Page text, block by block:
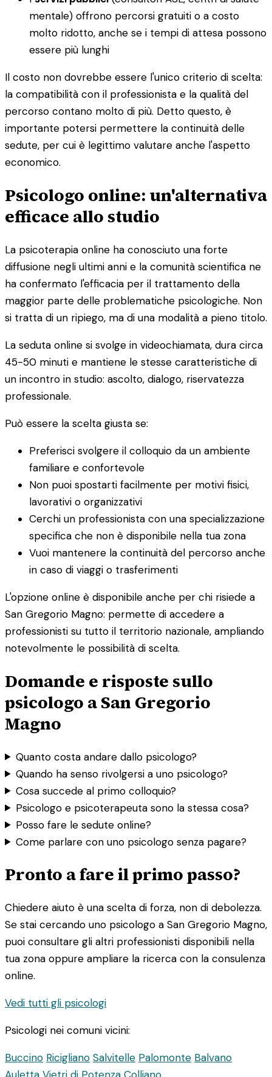
mentale) offrono percorsi gratuiti o a costo
molto ridotto, anche se i tempi di attesa possono
essere più lunghi
Il costo non dovrebbe essere l'unico criterio di scelta:
la compatibilità con il professionista e la qualità del
percorso contano molto di più. Detto questo, è
importante potersi permettere la continuità delle
sedute, per cui è legittimo valutare anche l'aspetto
economico.
Psicologo online: un'alternativa
efficace allo studio
La psicoterapia online ha conosciuto una forte
diffusione negli ultimi anni e la comunità scientifica ne
ha confermato l'efficacia per il trattamento della
maggior parte delle problematiche psicologiche. Non
si tratta di un ripiego, ma di una modalità a pieno titolo.
La seduta online si svolge in videochiamata, dura circa
45-50 minuti e mantiene le stesse caratteristiche di
un incontro in studio: ascolto, dialogo, riservatezza
professionale.
Può essere la scelta giusta se:
Preferisci svolgere il colloquio da un ambiente
familiare e confortevole
Non puoi spostarti facilmente per motivi fisici,
lavorativi o organizzativi
Cerchi un professionista con una specializzazione
specifica che non è disponibile nella tua zona
Vuoi mantenere la continuità del percorso anche
in caso di viaggi o trasferimenti
L'opzione online è disponibile anche per chi risiede a
San Gregorio Magno: permette di accedere a
professionisti su tutto il territorio nazionale, ampliando
notevolmente le possibilità di scelta.
Domande e risposte sullo
psicologo a San Gregorio
Magno
Quanto costa andare dallo psicologo?
Quando ha senso rivolgersi a uno psicologo?
Cosa succede al primo colloquio?
Psicologo e psicoterapeuta sono la stessa cosa?
Posso fare le sedute online?
Come parlare con uno psicologo senza pagare?
Pronto a fare il primo passo?
Chiedere aiuto è una scelta di forza, non di debolezza.
Se stai cercando uno psicologo a San Gregorio Magno,
puoi consultare gli altri professionisti disponibili nella
tua zona oppure ampliare la ricerca con la consulenza
online.
Vedi tutti gli psicologi
Psicologi nei comuni vicini:
Buccino Ricigliano Salvitelle Palomonte Balvano